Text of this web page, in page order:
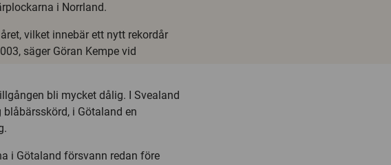
i Norrland.
vilket innebär ett nytt rekordår
säger Göran Kempe vid
bli mycket dålig. I Svealand
i Götaland en
i Götaland försvann redan före